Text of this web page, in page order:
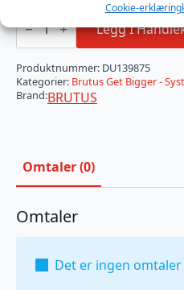
Cookie-erklæring
Get
BIGGER
Premium
Penis
Cylinder
9
Legg I
Produktnummer: DU139875
Kategorier: Brutus Get Bigger -
Brand:BRUTUS
Omtaler (0)
Omtaler
Det er ingen omtaler